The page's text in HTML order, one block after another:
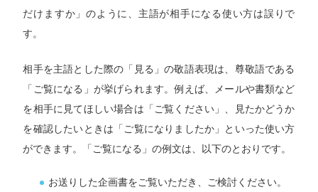
だけますか」のように、主語が相手になる使い方は誤りで
す。
相手を主語とした際の「見る」の敬語表現は、尊敬語である
「ご覧になる」が挙げられます。例えば、メールや書類など
を相手に見てほしい場合は「ご覧ください」、見たかどうか
を確認したいときは「ご覧になりましたか」といった使い方
ができます。「ご覧になる」の例文は、以下のとおりです。
お送りした企画書をご覧いただき、ご検討ください。